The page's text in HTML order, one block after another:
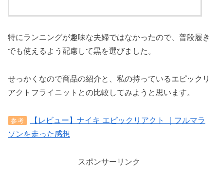
特にランニングが趣味な夫婦ではなかったので、普段履き
でも使えるよう配慮して黒を選びました。
せっかくなので商品の紹介と、私の持っているエピックリ
アクトフライニットとの比較してみようと思います。
参考
【レビュー】ナイキ エピックリアクト ｜フルマラ
ソンを走った感想
スポンサーリンク